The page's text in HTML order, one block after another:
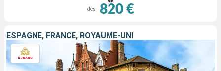
dès 820 €
ESPAGNE, FRANCE, ROYAUME-UNI